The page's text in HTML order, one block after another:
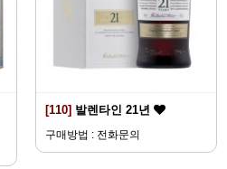
[110]발렌타인 21년
구매방법 : 전화문의